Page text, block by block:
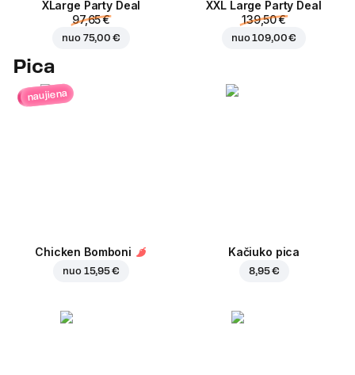
ХLarge Party Deal
97,65 €
nuo 75,00 €
XXL Large Party Deal
139,50 €
nuo109,00 €
Pica
naujiena
Chicken Bomboni
nuo 15,95 €
Kačiuko pica
8,95 €